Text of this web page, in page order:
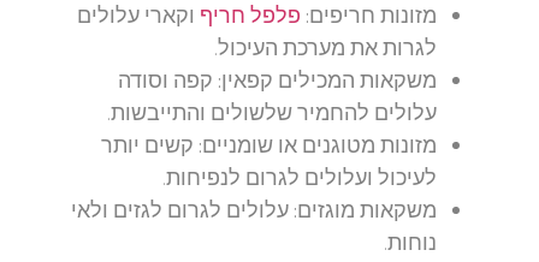
מזונות חריפים: פלפל חריףוקארי עלולים
לגרות את מערכת העיכול.
משקאות המכילים קפאין:קפה וסודה
עלולים להחמיר שלשולים והתייבשות.
מזונות מטוגנים או שומניים:קשים יותר
לעיכול ועלולים לגרום לנפיחות.
משקאות מוגזים:עלולים לגרום לגזים ולאי
נוחות.